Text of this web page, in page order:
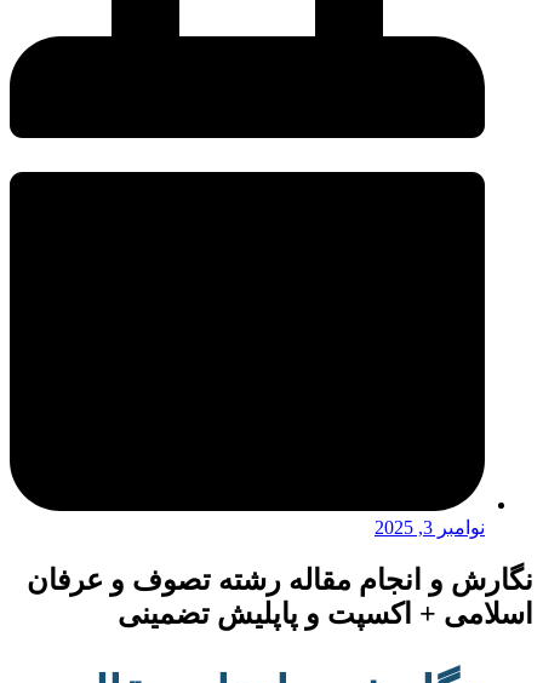
نوامبر 3, 2025
نگارش و انجام مقاله رشته تصوف و عرفان
اسلامی + اکسپت و پاپلیش تضمینی